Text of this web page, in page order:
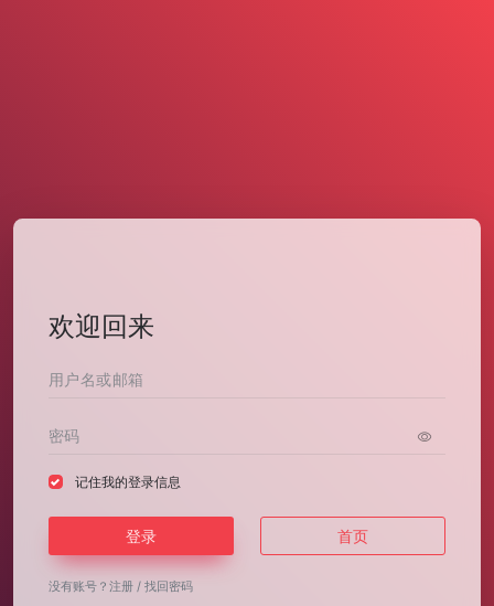
欢迎回来
记住我的登录信息
登录 首页
没有账号？ 注册 / 找回密码